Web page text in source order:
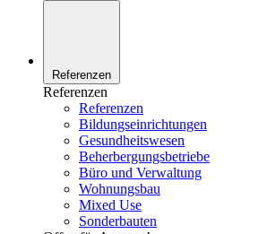
Referenzen
Referenzen
Referenzen
Bildungseinrichtungen
Gesundheitswesen
Beherbergungsbetriebe
Büro und Verwaltung
Wohnungsbau
Mixed Use
Sonderbauten